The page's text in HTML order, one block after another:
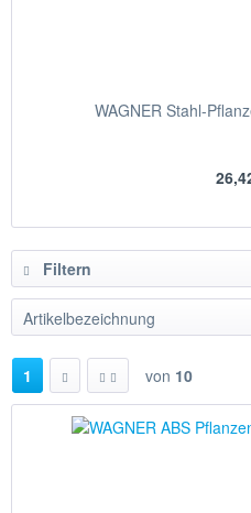
WAGNER Stahl-
Filtern
1 von 10